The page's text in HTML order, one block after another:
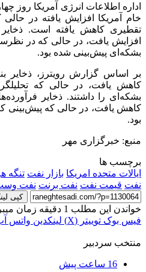
اداره اطلاعات انرژی آمریکا روز
خام آمریکا افزایش یافته در
بشکه‌ای پیش‌بینی شده بود.
بود.
منبع: خبرگزاری مهر
برچسب ها
ایالات متحده امریکا بازار نفت تنگه
نفت قیمت نفت نفت برنت نفت وست
کپی
خواندن این مطلب 1 دقیقه زمان میبرد
فیس بوک توییتر (X) لینکدین واتس
منتخب سردبیر
16 ساعت پیش